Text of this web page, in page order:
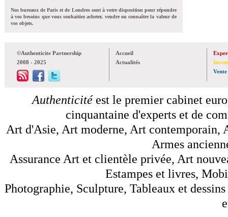
Nos bureaux de Paris et de Londres sont à votre disposition pour répondre
à vos besoins que vous souhaitiez acheter, vendre ou connaître la valeur de
vos objets.
©Authenticite Partnership
2008 - 2025
Accueil
Actualités
Vente
Authenticitéest le premier cabinet
cinquantaine d'experts et de
Art d'Asie, Art moderne, Art contemporain,
Armes
Assurance Art et clientèle privée, Art
Estampes et livres,
Photographie, Sculpture, Tableaux et